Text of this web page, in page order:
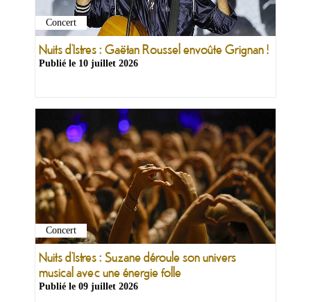
Concert
Nuits d’Istres : Gaëtan Roussel envoûte Grignan !
Publié le 10 juillet 2026
Concert
Nuits d’Istres : Suzane déroule son univers
musical avec une énergie folle
Publié le 09 juillet 2026